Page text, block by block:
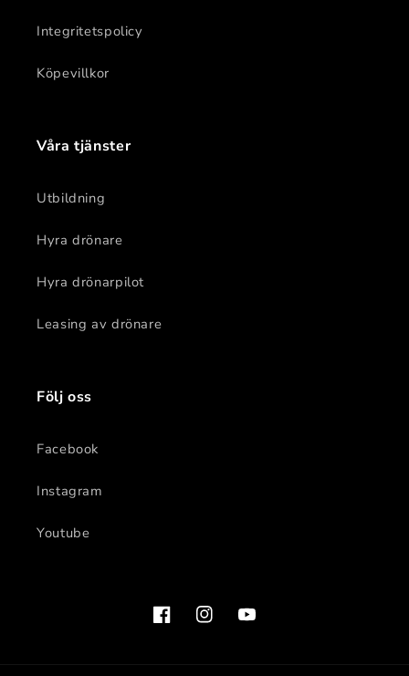
Integritetspolicy
Köpevillkor
Våra tjänster
Utbildning
Hyra drönare
Hyra drönarpilot
Leasing av drönare
Följ oss
Facebook
Instagram
Youtube
FacebookInstagramYouTube